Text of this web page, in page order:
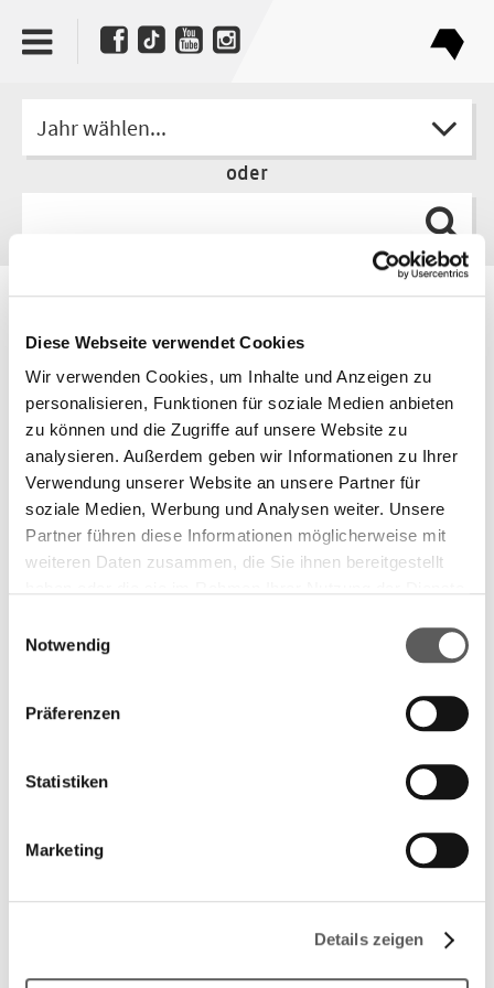
Diese Webseite verwendet Cookies
Wir verwenden Cookies, um Inhalte und Anzeigen zu
personalisieren, Funktionen für soziale Medien anbieten
zu können und die Zugriffe auf unsere Website zu
analysieren. Außerdem geben wir Informationen zu Ihrer
Verwendung unserer Website an unsere Partner für
soziale Medien, Werbung und Analysen weiter. Unsere
Partner führen diese Informationen möglicherweise mit
weiteren Daten zusammen, die Sie ihnen bereitgestellt
unsererDatenschutzerklärung.
Notwendig
Präferenzen
Statistiken
Marketing
Details zeigen
Jahr wählen...
oder
Autor